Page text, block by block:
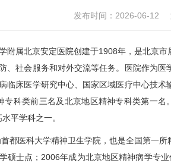
发布时间：2026-06-12
附属北京安定医院创建于1908年，是北京
、社会服务和对外交流等任务。医院作为医
临床医学研究中心、国家区域医疗中心技
专科类前三名及北京地区精神专科类第一
平学科之一。
都医科大学精神卫生学院，也是全国第一
硕士点；2006年成为北京地区精神病学专